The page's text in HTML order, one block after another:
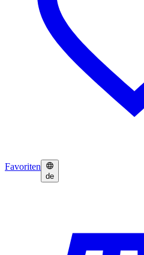
Favoriten
de